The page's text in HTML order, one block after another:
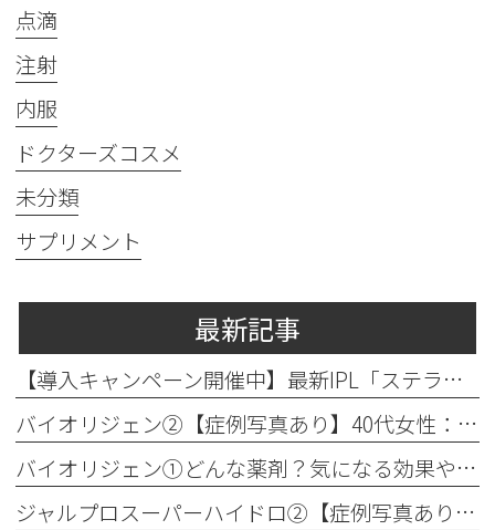
点滴
注射
内服
ドクターズコスメ
未分類
サプリメント
最新記事
【導入キャンペーン開催中】最新IPL「ステラM22」で透明感のある素肌へ
バイオリジェン②【症例写真あり】40代女性：目元の小じわ改善
バイオリジェン①どんな薬剤？気になる効果やダウンタイムについて解説
ジャルプロスーパーハイドロ②【症例写真あり】50代女性：ほうれい線・口横たるみ改善【手打ち注射】